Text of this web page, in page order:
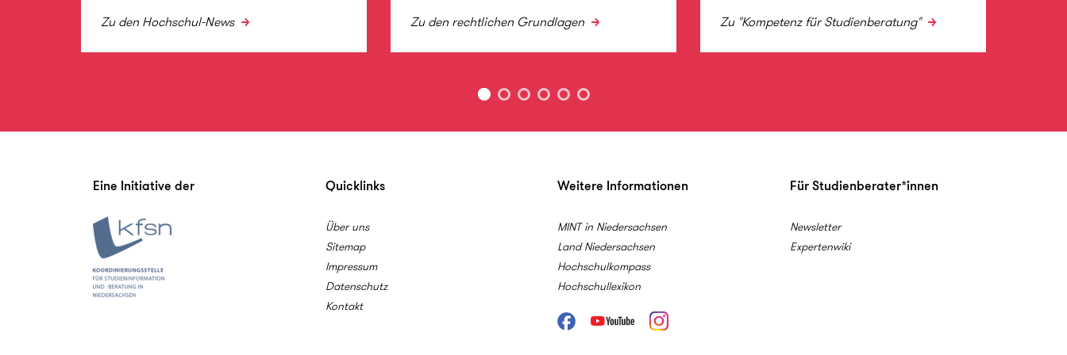
Zu den Hochschul-News
Zu den rechtlichen Grundlagen
Zu "Kompetenz für Studienberatung"
Eine Initiative der Quicklinks
Über uns
Sitemap
Impressum
Datenschutz
Kontakt
Weitere Informationen
MINT in Niedersachsen
Land Niedersachsen
Hochschulkompass
Hochschullexikon
FacebookYoutube Instagram
Für Studienberater*innen
Newsletter
Expertenwiki